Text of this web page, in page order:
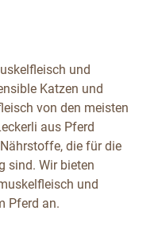
und
Katzen und
von den meisten
aus Pferd
die für die
sind. Wir bieten
und
Pferd an.